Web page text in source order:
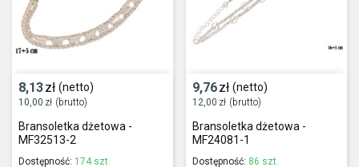
8,13zł (netto)
10,00 zł (brutto)
Bransoletka dżetowa -
MF32513-2
Dostępność: 174 szt.
9,76zł (netto)
12,00 zł (brutto)
Bransoletka dżetowa -
MF24081-1
Dostępność: 86 szt.